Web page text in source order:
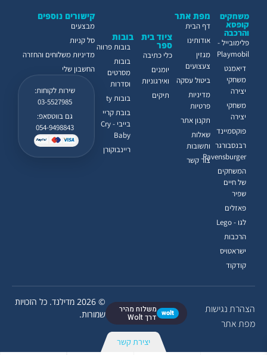
הצהרת נגישות
מפת אתר
wolt משלוח מהיר
דרך Wolt
© 2026 מדילנד. כל הזכויות
שמורות.
קישורים נוספים
מבצעים
סל קניות
מדיניות משלוחים והחזרה
החשבון שלי
שירות לקוחות:
03-5527985
גם בווטסאפ:
054-9498843
ציוד בית
ספר
כלי כתיבה
יומנים
ואירגוניות
תיקים
בובות
בובות פרווה
בובות
מסרטים
וסדרות
בובות ty
בובת קריי
בייבי - Cry
Baby
ריינבוקורן
משחקים
קופסא
והרכבה
פלימובייל -
Playmobil
דיאמנט
משחקי
יצירה
משחקי
יצירה
פוקסמיינד
רבנסבורגר
Ravensburger
המשחקים
של חיים
שפיר
פאזלים
לגו - Lego
הרכבות
ישראטויס
קודקוד
מפת אתר
דף הבית
אודותינו
מגזין
צעצועים
ביטול עסקה
מדיניות
פרטיות
תקנון אתר
שאלות
ותשובות
צור קשר
יצירת קשר